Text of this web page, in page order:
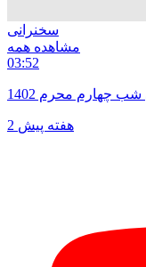
سخنرانی
مشاهده همه
03:52
چهارم محرم 1402
2 هفته پیش